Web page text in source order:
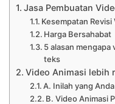
Jasa Pembuatan
Kesempatan Revisi
Harga Bersahabat
5 alasan
teks
Video Animasi lebih
A. Inilah yang
B. Video Animasi